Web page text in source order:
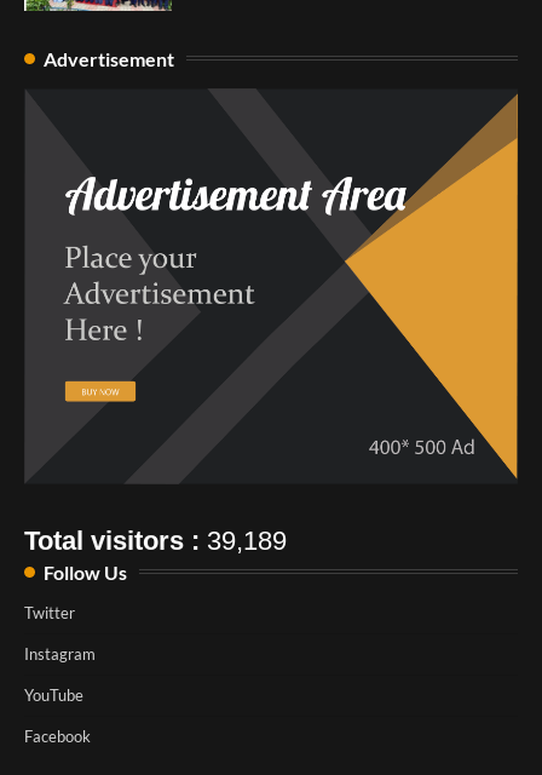
Advertisement
Total visitors : 39,189
Follow Us
Twitter
Instagram
YouTube
Facebook